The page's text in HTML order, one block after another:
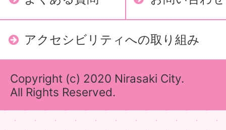
アクセシビリティへの取り組み
Copyright (c) 2020 Nirasaki City.
All Rights Reserved.